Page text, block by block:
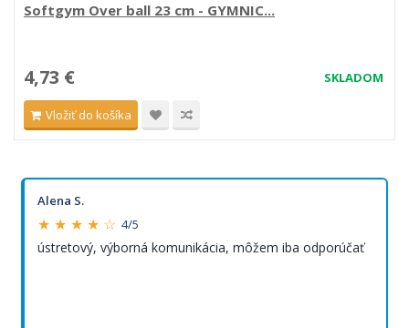
Softgym Over ball 23 cm - GYMNIC...
SKLADOM
4,73 €
Vložiť do košíka
Alena S.
★ ★ ★ ★ ☆ 4/5
ústretový, výborná komunikácia, môžem iba odporúčať